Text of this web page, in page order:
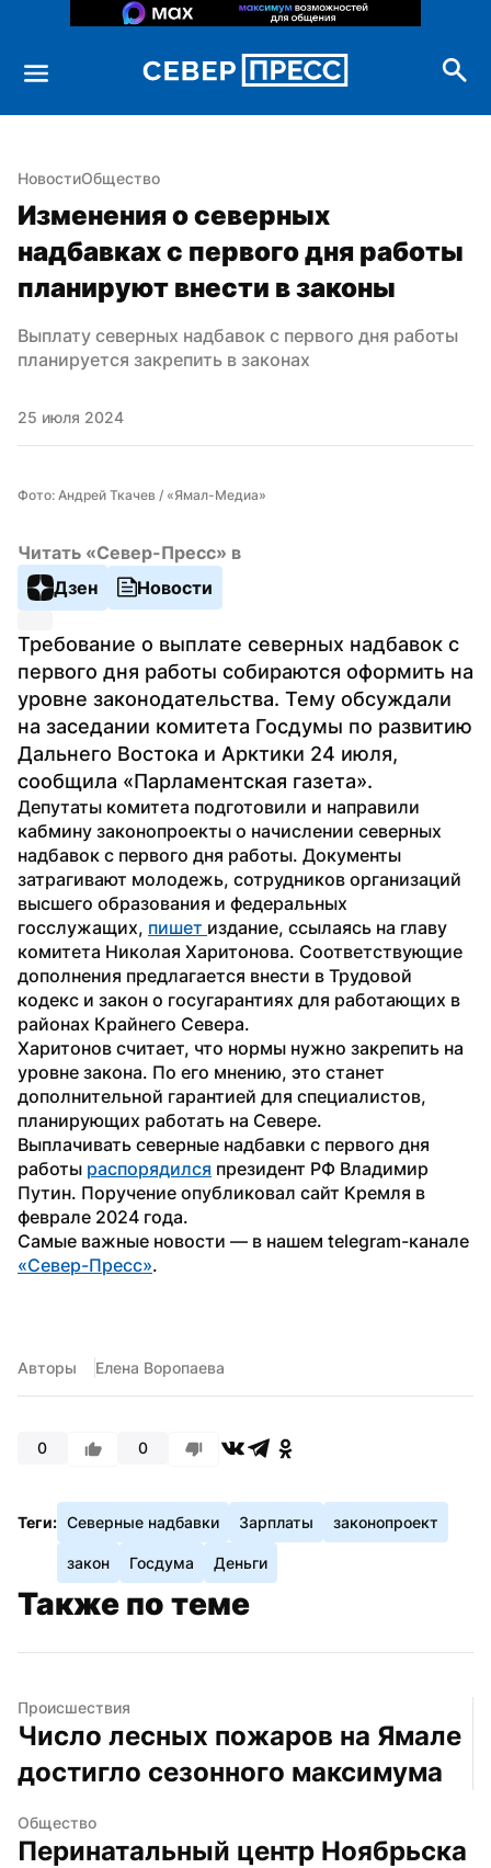
НовостиОбщество
Изменения о северных
надбавках с первого дня работы
планируют внести в законы
Выплату северных надбавок с первого дня работы
планируется закрепить в законах
25 июля 2024
Фото: Андрей Ткачев / «Ямал-Медиа»
Читать «Север-Пресс» в
Дзен
Новости
Требование о выплате северных надбавок с
первого дня работы собираются оформить на
уровне законодательства. Тему обсуждали
на заседании комитета Госдумы по развитию
Дальнего Востока и Арктики 24 июля,
сообщила «Парламентская газета».
Депутаты комитета подготовили и направили
кабмину законопроекты о начислении северных
надбавок с первого дня работы. Документы
затрагивают молодежь, сотрудников организаций
высшего образования и федеральных
госслужащих, пишет издание, ссылаясь на главу
комитета Николая Харитонова. Соответствующие
дополнения предлагается внести в Трудовой
кодекс и закон о госугарантиях для работающих в
районах Крайнего Севера.
Харитонов считает, что нормы нужно закрепить на
уровне закона. По его мнению, это станет
дополнительной гарантией для специалистов,
планирующих работать на Севере.
Выплачивать северные надбавки с первого дня
работы распорядился президент РФ Владимир
Путин. Поручение опубликовал сайт Кремля в
феврале 2024 года.
«Север-Пресс».
Авторы Елена Воропаева
0 0
Теги: Северные надбавки Зарплаты законопроект
закон Госдума Деньги
Также по теме
Происшествия
Число лесных пожаров на Ямале
достигло сезонного максимума
Общество
Перинатальный центр Ноябрьска